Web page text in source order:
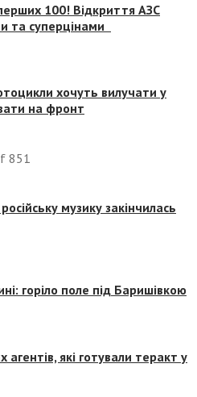
100! Відкриття АЗС
та суперцінами
хочуть вилучати у
на фронт
851
музику закінчилась
горіло поле під Баришівкою
агентів, які готували теракт у